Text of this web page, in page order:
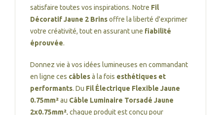
satisfaire toutes vos inspirations. Notre Fil
Décoratif Jaune 2 Brinsoffre la liberté d'exprimer
votre créativité, tout en assurant une fiabilité
éprouvée.
Donnez vie à vos idées lumineuses en commandant
en ligne ces câblesà la fois esthétiques et
performants. Du Fil Électrique Flexible Jaune
0.75mm²au Câble Luminaire Torsadé Jaune
2x0.75mm², chaque produit est conçu pour